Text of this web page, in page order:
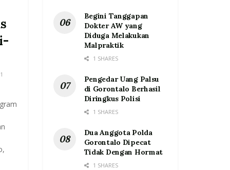
Begini Tanggapan
Dokter AW yang
Diduga Melakukan
Malpraktik
1 SHARES
Pengedar Uang Palsu
di Gorontalo Berhasil
Diringkus Polisi
1 SHARES
Dua Anggota Polda
Gorontalo Dipecat
Tidak Dengan Hormat
1 SHARES